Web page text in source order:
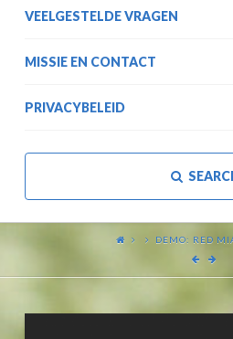
VEELGESTELDE VRAGEN
MISSIE EN CONTACT
PRIVACYBELEID
DEMO: RED